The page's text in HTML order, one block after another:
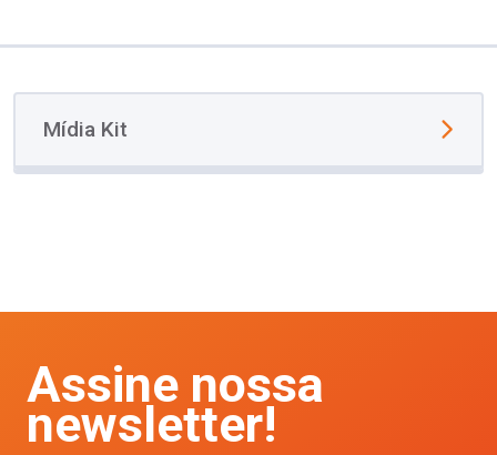
Mídia Kit
Assine nossa
newsletter!